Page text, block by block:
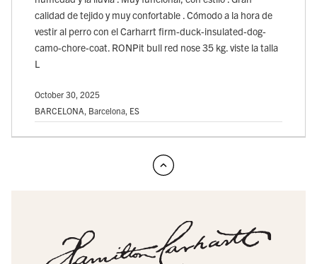
calidad de tejido y muy confortable . Cómodo a la hora de
vestir al perro con el Carharrt firm-duck-insulated-dog-
camo-chore-coat. RONPit bull red nose 35 kg. viste la talla
L
October 30, 2025
BARCELONA, Barcelona, ES